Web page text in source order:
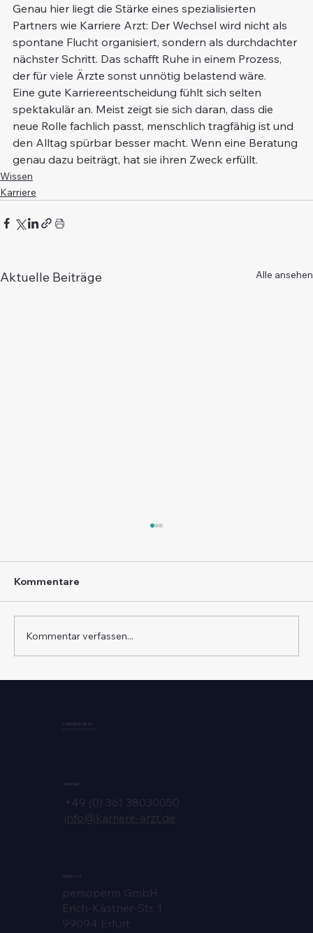
Genau hier liegt die Stärke eines spezialisierten
Partners wie Karriere Arzt: Der Wechsel wird nicht als
spontane Flucht organisiert, sondern als durchdachter
nächster Schritt. Das schafft Ruhe in einem Prozess,
der für viele Ärzte sonst unnötig belastend wäre.
Eine gute Karriereentscheidung fühlt sich selten
spektakulär an. Meist zeigt sie sich daran, dass die
neue Rolle fachlich passt, menschlich tragfähig ist und
den Alltag spürbar besser macht. Wenn eine Beratung
genau dazu beiträgt, hat sie ihren Zweck erfüllt.
Wissen
Karriere
Aktuelle Beiträge Alle ansehen
Kommentare
Kommentar verfassen...
KARRIERE ARZT
KONTAKT
+49 (0) 361 38030050
info@karriere-arzt.de
ADRESSE
persoperm GmbH
Erich-Kästner-Str. 1
99094 Erfurt